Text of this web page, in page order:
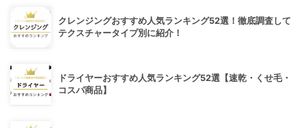
クレンジングおすすめ人気ランキング52選！徹底調査して
テクスチャータイプ別に紹介！
ドライヤーおすすめ人気ランキング52選【速乾・くせ毛・
コスパ商品】